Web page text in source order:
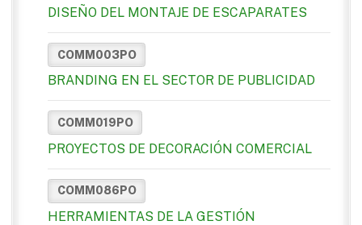
DISEÑO DEL MONTAJE DE ESCAPARATES
COMM003PO
BRANDING EN EL SECTOR DE PUBLICIDAD
COMM019PO
PROYECTOS DE DECORACIÓN COMERCIAL
COMM086PO
HERRAMIENTAS DE LA GESTIÓN